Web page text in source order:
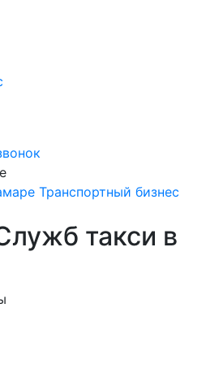
Транспортный бизнес
такси в